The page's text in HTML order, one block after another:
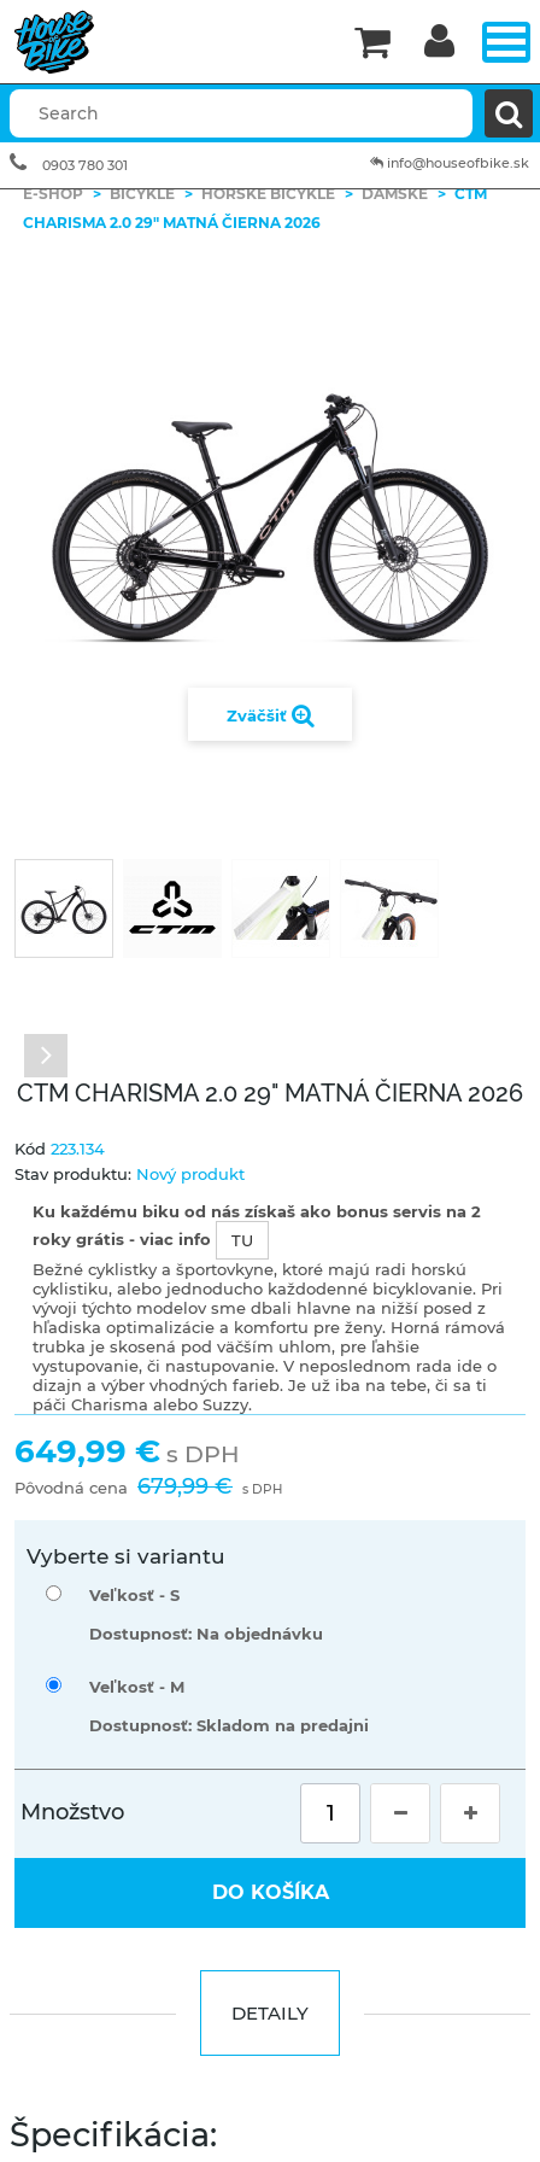
E-SHOP > BICYKLE > HORSKÉ BICYKLE > DÁMSKE > CTM
CHARISMA 2.0 29" MATNÁ ČIERNA 2026
Zväčšiť
CTM CHARISMA 2.0 29" MATNÁ ČIERNA 2026
Kód 223.134
Stav produktu: Nový produkt
Ku každému biku od nás získaš ako bonus servis na 2
roky grátis - viac info
TU
Bežné cyklistky a športovkyne, ktoré majú radi horskú
cyklistiku, alebo jednoducho každodenné bicyklovanie. Pri
vývoji týchto modelov sme dbali hlavne na nižší posed z
hľadiska optimalizácie a komfortu pre ženy. Horná rámová
trubka je skosená pod väčším uhlom, pre ľahšie
vystupovanie, či nastupovanie. V neposlednom rada ide o
dizajn a výber vhodných farieb. Je už iba na tebe, či sa ti
páči Charisma alebo Suzzy.
649,99 € s DPH
Pôvodná cena 679,99 € s DPH
Vyberte si variantu
Veľkosť - S
Dostupnosť: Na objednávku
Veľkosť - M
Dostupnosť: Skladom na predajni
Množstvo
DO KOŠÍKA
DETAILY
Špecifikácia:


info@houseofbike.sk
0903 780 301